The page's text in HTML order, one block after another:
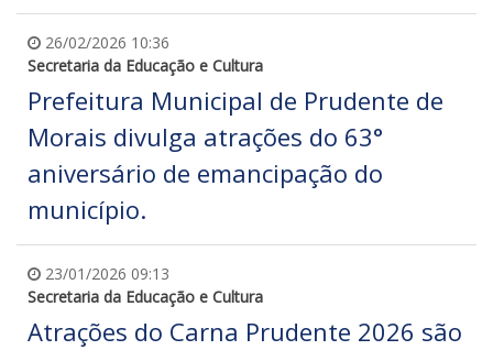
26/02/2026 10:36
Secretaria da Educação e Cultura
Prefeitura Municipal de Prudente de
Morais divulga atrações do 63°
aniversário de emancipação do
município.
23/01/2026 09:13
Secretaria da Educação e Cultura
Atrações do Carna Prudente 2026 são